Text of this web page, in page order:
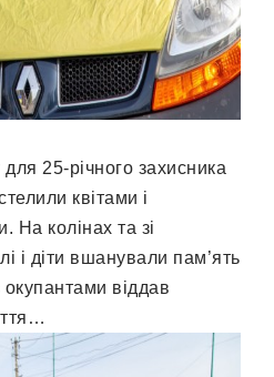
25-річного захисника
квітами і
На колінах та зі
і діти вшанували пам’ять
окупантами віддав